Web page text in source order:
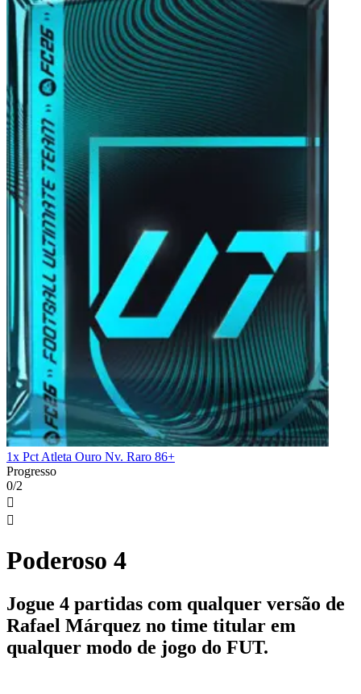
1x Pct Atleta Ouro Nv. Raro 86+
Progresso
0/2


Poderoso 4
Jogue 4 partidas com qualquer versão de
Rafael Márquez no time titular em
qualquer modo de jogo do FUT.